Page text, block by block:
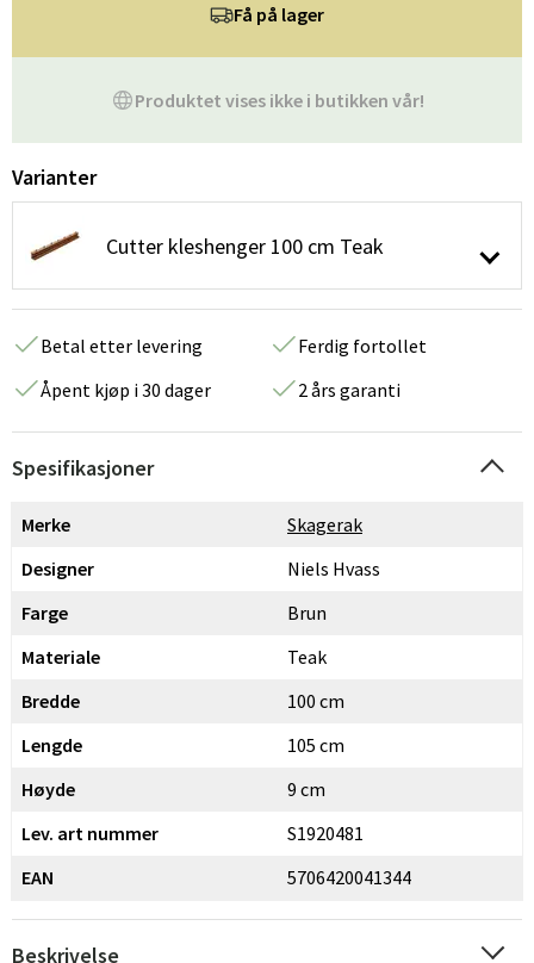
Produktet vises ikke i butikken vår!
Få på lager
Varianter
Cutter kleshenger 100 cm Teak
Betal etter levering
Ferdig fortollet
Åpent kjøp i 30 dager
2 års garanti
Spesifikasjoner
Merke
Skagerak
Designer
Niels Hvass
Farge
Brun
Materiale
Teak
Bredde
100 cm
Lengde
105 cm
Høyde
9 cm
Lev. art nummer
S1920481
EAN
5706420041344
Beskrivelse